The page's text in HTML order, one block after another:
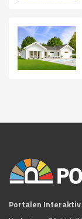
Portalen Interaktiv